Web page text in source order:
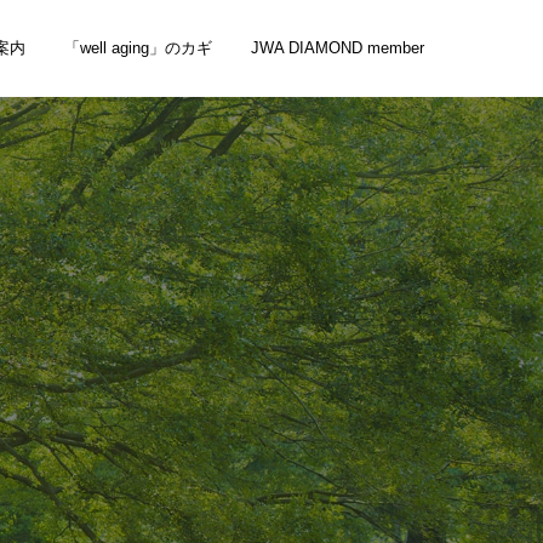
内 「well aging」のカギ JWA DIAMOND member